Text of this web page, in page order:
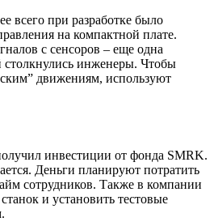
всего при разработке было
на компактной плате.
с сенсоров – еще одна
столкнулись инженеры. Чтобы
движениям, используют
инвестиции от фонда SMRK.
Деньги планируют потратить
сотрудников. Также в компании
и установить тестовые